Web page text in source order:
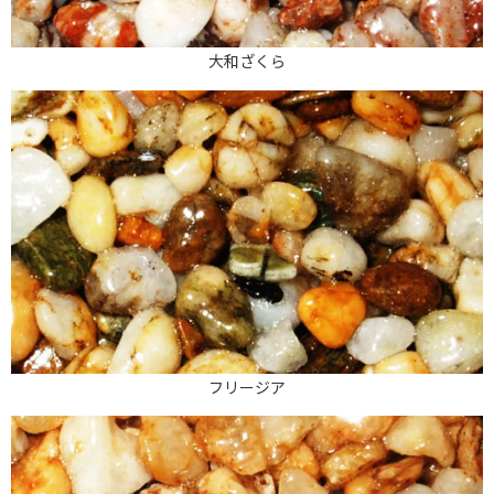
大和ざくら
フリージア